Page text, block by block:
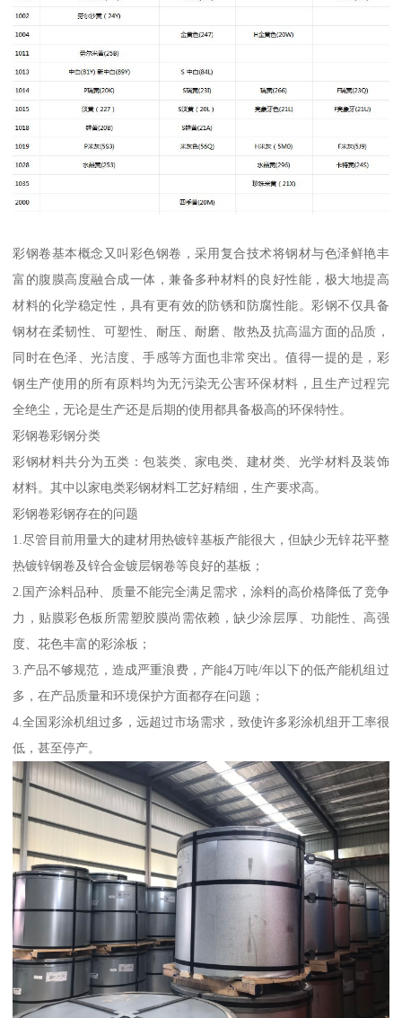
彩钢卷基本概念又叫彩色钢卷，采用复合技术将钢材与色泽鲜艳丰
富的腹膜高度融合成一体，兼备多种材料的良好性能，极大地提高
材料的化学稳定性，具有更有效的防锈和防腐性能。彩钢不仅具备
钢材在柔韧性、可塑性、耐压、耐磨、散热及抗高温方面的品质，
同时在色泽、光洁度、手感等方面也非常突出。值得一提的是，彩
钢生产使用的所有原料均为无污染无公害环保材料，且生产过程完
全绝尘，无论是生产还是后期的使用都具备极高的环保特性。
彩钢卷彩钢分类
彩钢材料共分为五类：包装类、家电类、建材类、光学材料及装饰
材料。其中以家电类彩钢材料工艺好精细，生产要求高。
彩钢卷彩钢存在的问题
1.尽管目前用量大的建材用热镀锌基板产能很大，但缺少无锌花平整
热镀锌钢卷及锌合金镀层钢卷等良好的基板；
2.国产涂料品种、质量不能完全满足需求，涂料的高价格降低了竞争
力，贴膜彩色板所需塑胶膜尚需依赖，缺少涂层厚、功能性、高强
度、花色丰富的彩涂板；
3.产品不够规范，造成严重浪费，产能4万吨/年以下的低产能机组过
多，在产品质量和环境保护方面都存在问题；
4.全国彩涂机组过多，远超过市场需求，致使许多彩涂机组开工率很
低，甚至停产。